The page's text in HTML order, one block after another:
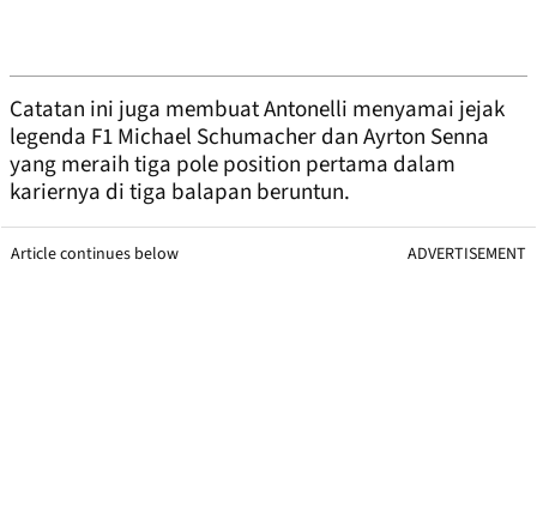
Catatan ini juga membuat Antonelli menyamai jejak
legenda F1 Michael Schumacher dan Ayrton Senna
yang meraih tiga pole position pertama dalam
kariernya di tiga balapan beruntun.
Article continues below ADVERTISEMENT